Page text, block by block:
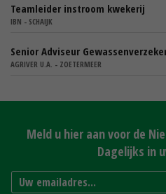
Teamleider instroom kwekerij
IBN - SCHAIJK
Senior Adviseur
AGRIVER U.A. - ZOETERMEER
Meld u hier aan voor de
Dagelijks in